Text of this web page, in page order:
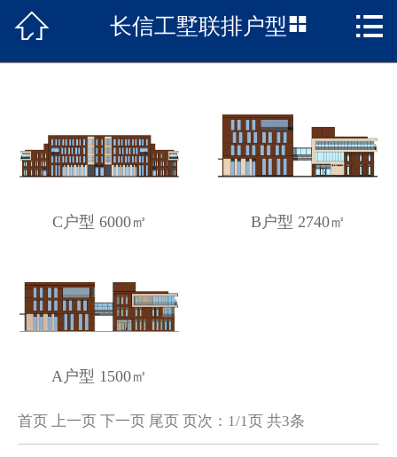
 首页
项目概况
长信动态
户型展示
 长信工墅联排户型 
C户型 6000㎡ B户型 2740㎡
A户型 1500㎡
首页 上一页 下一页 尾页 页次：1/1页 共3条